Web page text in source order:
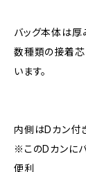
バッグ本体は厚
数種類の接着芯
います。
内側はDカン付
※このDカンに
便利